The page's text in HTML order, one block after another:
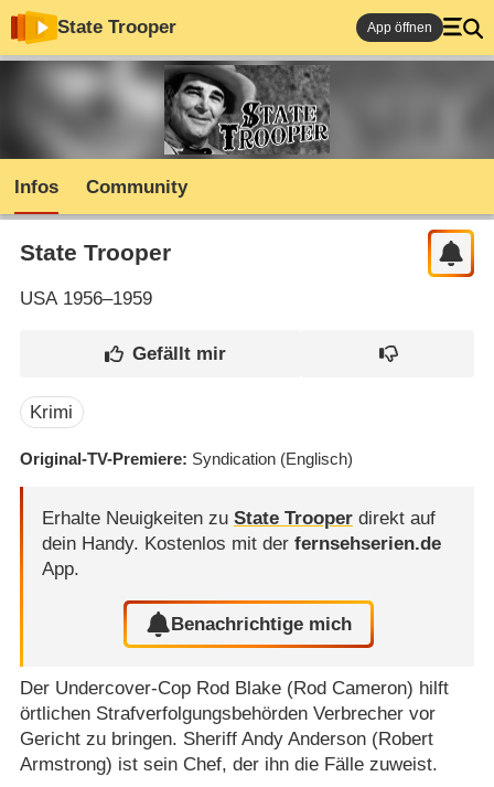
State Trooper App öffnen
Infos Community
State Trooper
USA1956–1959
Krimi
Original-TV-Premiere Syndication (Englisch)
Erhalte Neuigkeiten zu State Trooperdirekt auf
dein Handy. Kostenlos mit der fernsehserien.de
App.
Benachrichtige mich
Der Undercover-Cop Rod Blake (Rod Cameron) hilft
örtlichen Strafverfolgungsbehörden Verbrecher vor
Gericht zu bringen. Sheriff Andy Anderson (Robert
Armstrong) ist sein Chef, der ihn die Fälle zuweist.